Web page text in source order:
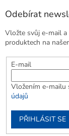
Odebírat
Vložte svůj e-mail
produktech na
E-mail
Vložením e-mailu
údajů
PŘIHLÁSIT SE